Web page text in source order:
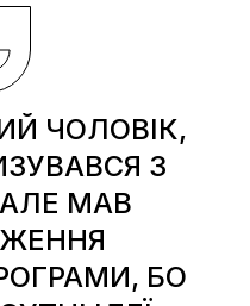
ЧОЛОВІК,
З
МАВ
БО